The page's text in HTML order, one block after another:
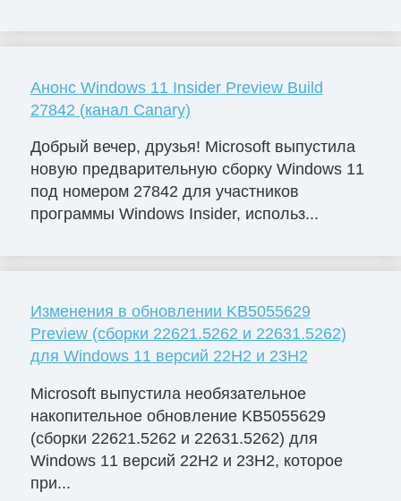
Анонс Windows 11 Insider Preview Build
27842 (канал Canary)
Добрый вечер, друзья! Microsoft выпустила
новую предварительную сборку Windows 11
под номером 27842 для участников
программы Windows Insider, использ...
Изменения в обновлении KB5055629
Preview (сборки 22621.5262 и 22631.5262)
для Windows 11 версий 22H2 и 23H2
Microsoft выпустила необязательное
накопительное обновление KB5055629
(сборки 22621.5262 и 22631.5262) для
Windows 11 версий 22H2 и 23H2, которое
при...